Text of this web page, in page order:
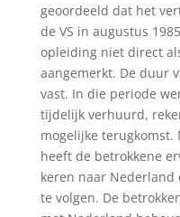
geoordeeld dat het
de VS in augustus
opleiding niet direct
aangemerkt. De duur
vast. In die periode
tijdelijk verhuurd,
mogelijke
heeft de betrokkene
keren naar Nederland
te volgen. De